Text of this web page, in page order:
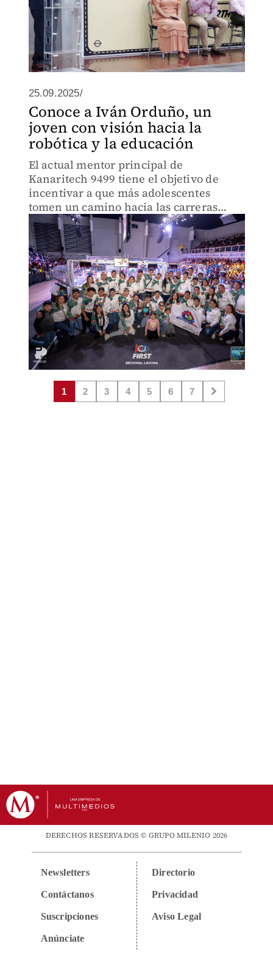
25.09.2025/
Conoce a Iván Orduño, un
joven con visión hacia la
robótica y la educación
El actual mentor principal de
Kanaritech 9499 tiene el objetivo de
incentivar a que más adolescentes
tomen un camino hacia las carreras
enfocadas en STEAM.
1 2 3 4 5 6 7
DERECHOS RESERVADOS © GRUPO MILENIO 2026
Newsletters
Contáctanos
Suscripciones
Anúnciate
Directorio
Privacidad
Aviso Legal